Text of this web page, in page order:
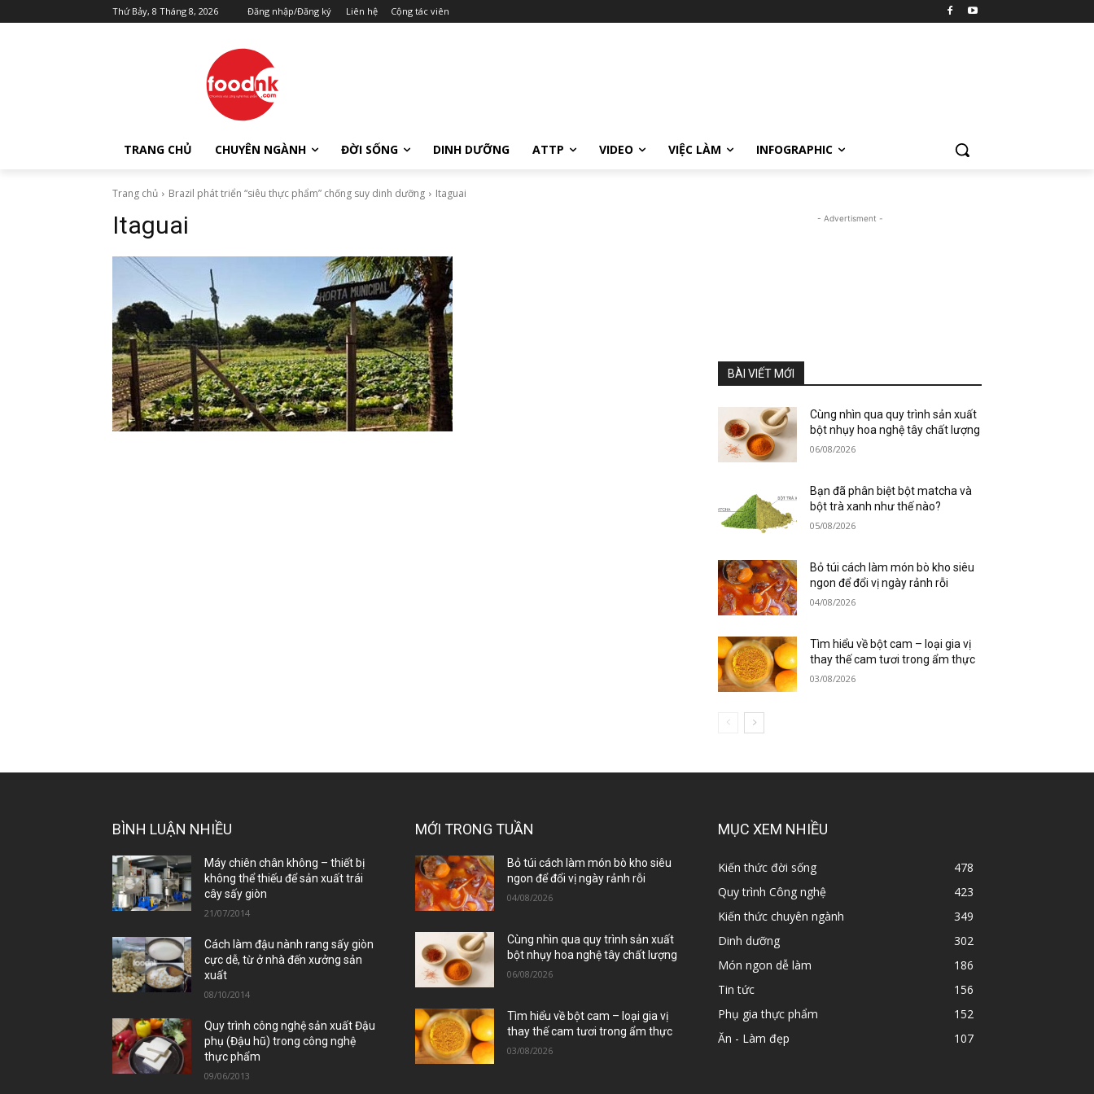
Thứ Bảy, 8 Tháng 8, 2026 Đăng nhập/Đăng ký Liên hệ Cộng tác viên
TRANG CHỦ CHUYÊN NGÀNH ĐỜI SỐNG DINH DƯỠNG ATTP VIDEO VIỆC LÀM INFOGRAPHIC
Trang chủ Brazil phát triển “siêu thực phẩm” chống suy dinh dưỡng Itaguai
Itaguai - Advertisment -
BÀI VIẾT MỚI
Cùng nhìn qua quy trình sản xuất
bột nhụy hoa nghệ tây chất lượng
06/08/2026
Bạn đã phân biệt bột matcha và
bột trà xanh như thế nào?
05/08/2026
Bỏ túi cách làm món bò kho siêu
ngon để đổi vị ngày rảnh rỗi
04/08/2026
Tìm hiểu về bột cam – loại gia vị
thay thế cam tươi trong ẩm thực
03/08/2026
BÌNH LUẬN NHIỀU
Máy chiên chân không – thiết bị
không thể thiếu để sản xuất trái
cây sấy giòn
21/07/2014
Cách làm đậu nành rang sấy giòn
cực dễ, từ ở nhà đến xưởng sản
xuất
08/10/2014
Quy trình công nghệ sản xuất Đậu
phụ (Đậu hũ) trong công nghệ
thực phẩm
09/06/2013
MỚI TRONG TUẦN
Bỏ túi cách làm món bò kho siêu
ngon để đổi vị ngày rảnh rỗi
04/08/2026
Cùng nhìn qua quy trình sản xuất
bột nhụy hoa nghệ tây chất lượng
06/08/2026
Tìm hiểu về bột cam – loại gia vị
thay thế cam tươi trong ẩm thực
03/08/2026
MỤC XEM NHIỀU
Kiến thức đời sống
478
Quy trình Công nghệ
423
Kiến thức chuyên ngành
349
Dinh dưỡng
302
Món ngon dễ làm
186
Tin tức
156
Phụ gia thực phẩm
152
Ăn - Làm đẹp
107